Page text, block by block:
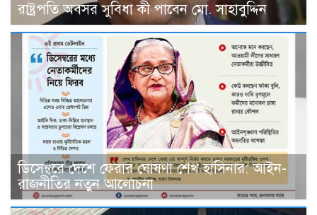
রাষ্ট্রপতি অবসর সুবিধা কী পাবেন মো. সাহাবুদ্দিন
ডিসেম্বরে দেশে ফেরার ঘোষণা শেখ হাসিনার: আইন-
রাজনীতির নতুন আলোচনা